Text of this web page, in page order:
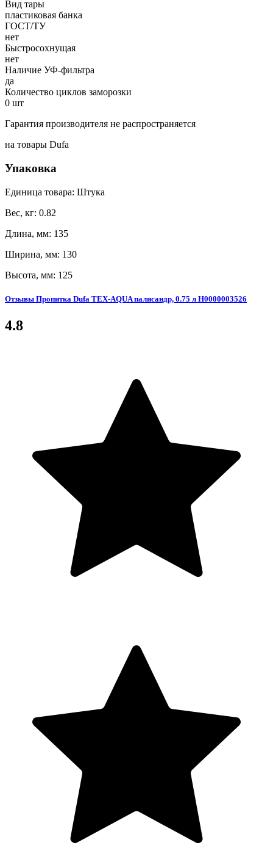
Вид тары
пластиковая банка
ГОСТ/ТУ
нет
Быстросохнущая
нет
Наличие УФ-фильтра
да
Количество циклов заморозки
0 шт
Гарантия производителя не распространяется
на товары Dufa
Упаковка
Единица товара: Штука
Вес, кг: 0.82
Длина, мм: 135
Ширина, мм: 130
Высота, мм: 125
Отзывы Пропитка Dufa TEX-AQUA палисандр, 0.75 л Н0000003526
4.8